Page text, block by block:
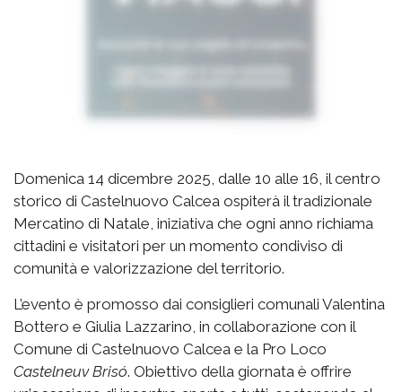
Domenica 14 dicembre 2025, dalle 10 alle 16, il centro
storico di Castelnuovo Calcea ospiterà il tradizionale
Mercatino di Natale, iniziativa che ogni anno richiama
cittadini e visitatori per un momento condiviso di
comunità e valorizzazione del territorio.
L’evento è promosso dai consiglieri comunali Valentina
Bottero e Giulia Lazzarino, in collaborazione con il
Comune di Castelnuovo Calcea e la Pro Loco
Castelneuv Brisó. Obiettivo della giornata è offrire